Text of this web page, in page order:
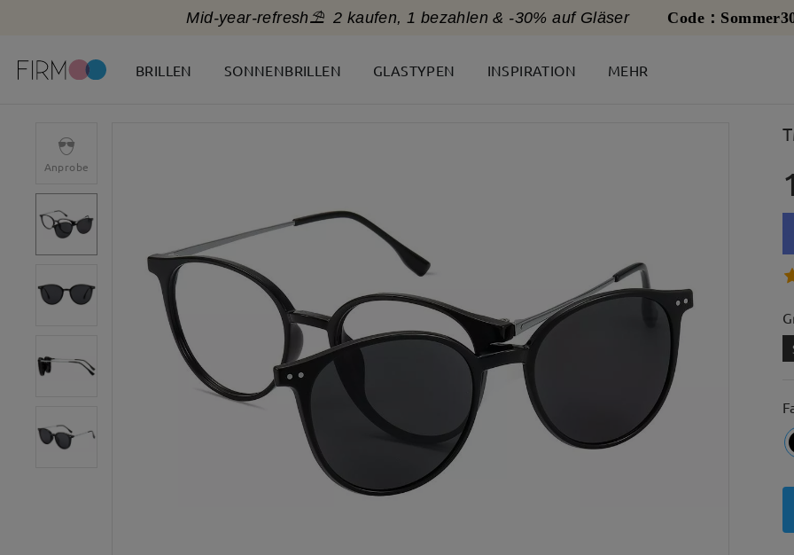
Mid-year-refresh⛱️ 2 kaufen, 1 bezahlen & -30% auf Gläser Code：
BRILLEN SONNENBRILLEN GLASTYPEN INSPIRATION MEHR
Anprobe